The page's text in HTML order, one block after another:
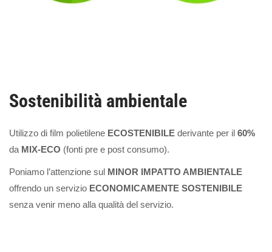
Sostenibilità ambientale
Utilizzo di film polietilene ECOSTENIBILE derivante per il 60%
da MIX-ECO (fonti pre e post consumo).
Poniamo l’attenzione sul MINOR IMPATTO AMBIENTALE
offrendo un servizio ECONOMICAMENTE SOSTENIBILE
senza venir meno alla qualità del servizio.